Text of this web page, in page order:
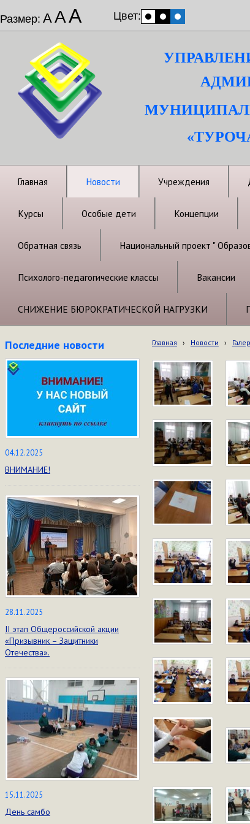
Размер: ААА Цвет:
Главная Новости Учреждения
Курсы Особые дети Концепции
Обратная связь Национальный проект "
Психолого-педагогические классы Вакансии
СНИЖЕНИЕ БЮРОКРАТИЧЕСКОЙ НАГРУЗКИ
Последние новости
04.12.2025
ВНИМАНИЕ!
28.11.2025
II этап Общероссийской акции
«Призывник – Защитники
Отечества».
15.11.2025
День самбо
Главная › Новости ›